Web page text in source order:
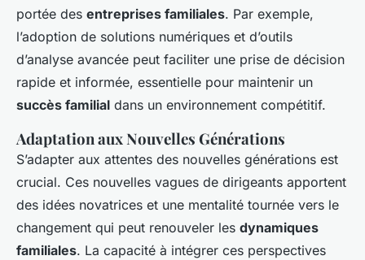
portée des entreprises familiales. Par exemple,
l’adoption de solutions numériques et d’outils
d’analyse avancée peut faciliter une prise de décision
rapide et informée, essentielle pour maintenir un
succès familial dans un environnement compétitif.
Adaptation aux Nouvelles Générations
S’adapter aux attentes des nouvelles générations est
crucial. Ces nouvelles vagues de dirigeants apportent
des idées novatrices et une mentalité tournée vers le
changement qui peut renouveler les dynamiques
familiales. La capacité à intégrer ces perspectives